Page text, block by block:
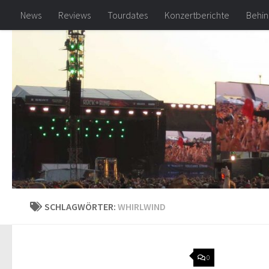
Zum Inhalt springen
News Reviews Tourdates Konzertberichte
SCHLAGWÖRTER: WHIRLWIND
0